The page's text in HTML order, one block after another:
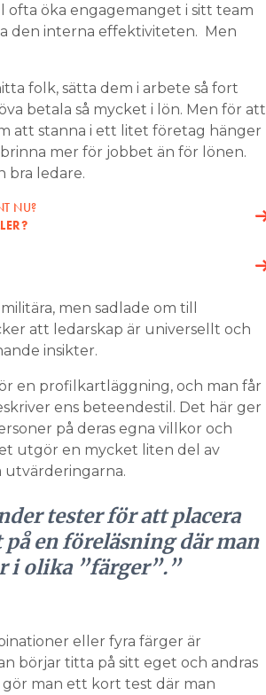
ofta öka engagemanget i sitt team
den interna effektiviteten. Men
folk, sätta dem i arbete så fort
betala så mycket i lön. Men för att
att stanna i ett litet företag hänger
mer för jobbet än för lönen.
bra ledare.
NU?
men sadlade om till
att ledarskap är universellt och
insikter.
en profilkartläggning, och man får
ens beteendestil. Det här ger
på deras egna villkor och
utgör en mycket liten del av
utvärderingarna.
tester för att placera
en föreläsning där man
i olika ”färger”.”
eller fyra färger är
börjar titta på sitt eget och andras
man ett kort test där man